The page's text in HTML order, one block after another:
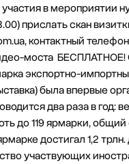
в мероприятии
прислать скан
, контактный
моста БЕСПЛАТНОЕ!
экспортно-
была впервые
два раза в год:
до 119 ярмарки,
достигал 1,2
участвующих